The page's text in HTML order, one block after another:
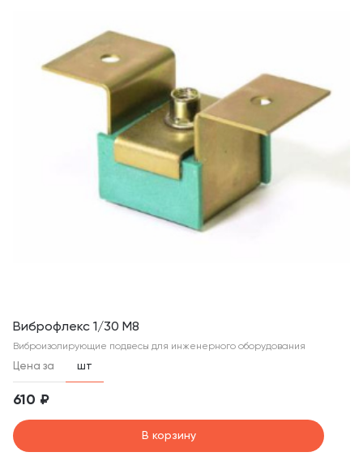
Виброфлекс 1/30 М8
Виброизолирующие подвесы для инженерного оборудования
Цена за шт
610 ₽
В корзину